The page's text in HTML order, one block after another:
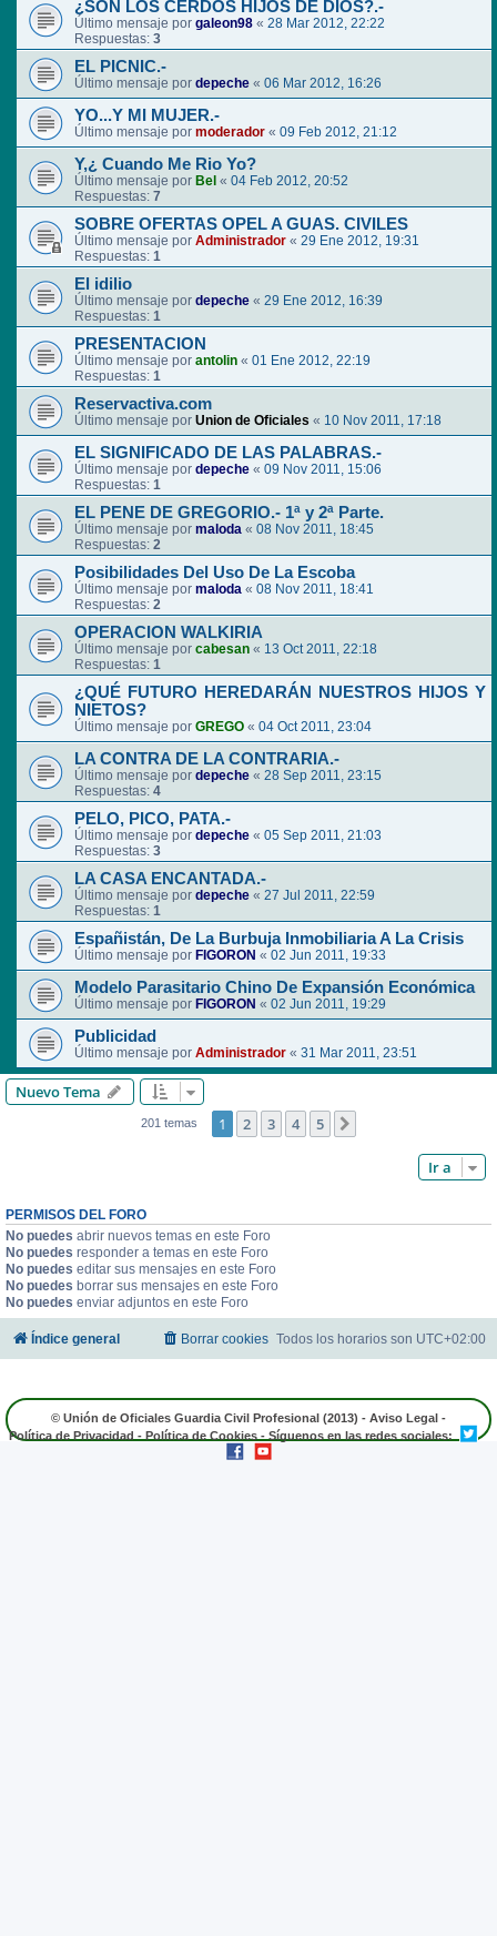
¿SON LOS CERDOS HIJOS DE DIOS?.-
Último mensaje por galeon98 « 28 Mar 2012, 22:22
Respuestas: 3
EL PICNIC.-
Último mensaje por depeche « 06 Mar 2012, 16:26
YO...Y MI MUJER.-
Último mensaje por moderador « 09 Feb 2012, 21:12
Y,¿ Cuando Me Rio Yo?
Último mensaje por Bel « 04 Feb 2012, 20:52
Respuestas: 7
SOBRE OFERTAS OPEL A GUAS. CIVILES
Último mensaje por Administrador « 29 Ene 2012, 19:31
Respuestas: 1
El idilio
Último mensaje por depeche « 29 Ene 2012, 16:39
Respuestas: 1
PRESENTACION
Último mensaje por antolin « 01 Ene 2012, 22:19
Respuestas: 1
Reservactiva.com
Último mensaje por Union de Oficiales « 10 Nov 2011, 17:18
EL SIGNIFICADO DE LAS PALABRAS.-
Último mensaje por depeche « 09 Nov 2011, 15:06
Respuestas: 1
EL PENE DE GREGORIO.- 1ª y 2ª Parte.
Último mensaje por maloda « 08 Nov 2011, 18:45
Respuestas: 2
Posibilidades Del Uso De La Escoba
Último mensaje por maloda « 08 Nov 2011, 18:41
Respuestas: 2
OPERACION WALKIRIA
Último mensaje por cabesan « 13 Oct 2011, 22:18
Respuestas: 1
¿QUÉ FUTURO HEREDARÁN NUESTROS HIJOS Y
NIETOS?
Último mensaje por GREGO « 04 Oct 2011, 23:04
LA CONTRA DE LA CONTRARIA.-
Último mensaje por depeche « 28 Sep 2011, 23:15
Respuestas: 4
PELO, PICO, PATA.-
Último mensaje por depeche « 05 Sep 2011, 21:03
Respuestas: 3
LA CASA ENCANTADA.-
Último mensaje por depeche « 27 Jul 2011, 22:59
Respuestas: 1
Españistán, De La Burbuja Inmobiliaria A La Crisis
Último mensaje por FIGORON « 02 Jun 2011, 19:33
Modelo Parasitario Chino De Expansión Económica
Último mensaje por FIGORON « 02 Jun 2011, 19:29
Publicidad
Último mensaje por Administrador « 31 Mar 2011, 23:51
Nuevo Tema
201 temas 1 2 3 4 5
Ir a
PERMISOS DEL FORO
No puedes abrir nuevos temas en este Foro
No puedes responder a temas en este Foro
No puedes editar sus mensajes en este Foro
No puedes borrar sus mensajes en este Foro
No puedes enviar adjuntos en este Foro
Índice general Todos los horarios son UTC+02:00
Borrar cookies
© Unión de Oficiales Guardia Civil Profesional (2013) - Aviso Legal -
Política de Privacidad - Política de Cookies - Síguenos en las redes sociales: